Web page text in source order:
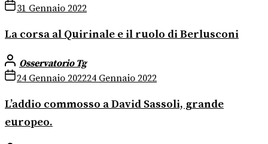
31 Gennaio 2022
La corsa al Quirinale e il ruolo di Berlusconi
Osservatorio Tg
24 Gennaio 202224 Gennaio 2022
L’addio commosso a David Sassoli, grande
europeo.